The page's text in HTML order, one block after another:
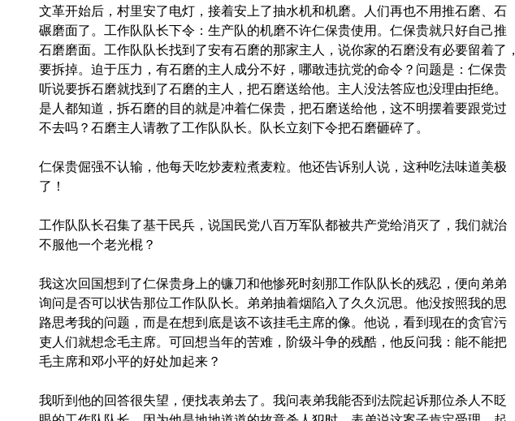
文革开始后，村里安了电灯，接着安上了抽水机和机磨。人们再也不用推石磨、石
碾磨面了。工作队队长下令：生产队的机磨不许仁保贵使用。仁保贵就只好自己推
石磨磨面。工作队队长找到了安有石磨的那家主人，说你家的石磨没有必要留着了，
要拆掉。迫于压力，有石磨的主人成分不好，哪敢违抗党的命令？问题是：仁保贵
听说要拆石磨就找到了石磨的主人，把石磨送给他。主人没法答应也没理由拒绝。
是人都知道，拆石磨的目的就是冲着仁保贵，把石磨送给他，这不明摆着要跟党过
不去吗？石磨主人请教了工作队队长。队长立刻下令把石磨砸碎了。
仁保贵倔强不认输，他每天吃炒麦粒煮麦粒。他还告诉别人说，这种吃法味道美极
了！
工作队队长召集了基干民兵，说国民党八百万军队都被共产党给消灭了，我们就治
不服他一个老光棍？
我这次回国想到了仁保贵身上的镰刀和他惨死时刻那工作队队长的残忍，便向弟弟
询问是否可以状告那位工作队队长。弟弟抽着烟陷入了久久沉思。他没按照我的思
路思考我的问题，而是在想到底是该不该挂毛主席的像。他说，看到现在的贪官污
吏人们就想念毛主席。可回想当年的苦难，阶级斗争的残酷，他反问我：能不能把
毛主席和邓小平的好处加起来？
我听到他的回答很失望，便找表弟去了。我问表弟我能否到法院起诉那位杀人不眨